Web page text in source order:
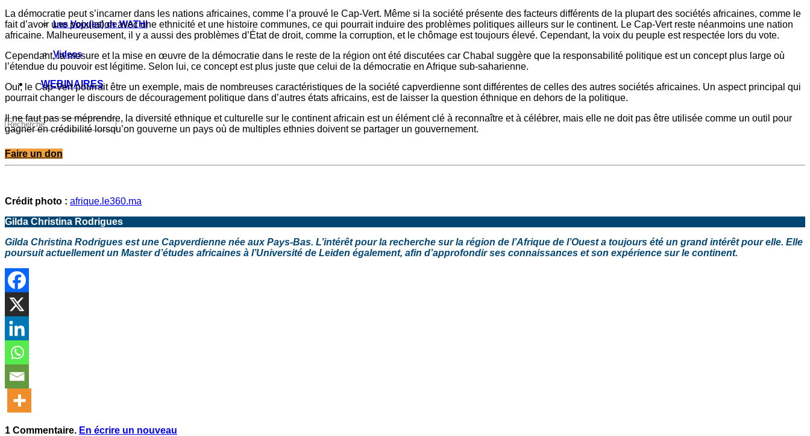
Les Voix(es) de WATHI
Videos
WEBINAIRES
Faire un don
La démocratie peut s’incarner dans les nations africaines, comme l’a prouvé le Cap-Vert. Même si la société présente des facteurs différents de la plupart des sociétés africaines, comme le
fait d’avoir une population avec une ethnicité et une histoire communes, ce qui pourrait induire des problèmes politiques ailleurs sur le continent. Le Cap-Vert reste néanmoins une nation
africaine. Malheureusement, il y a aussi des problèmes d’État de droit, comme la corruption, et le chômage est toujours élevé. Cependant, la voix du peuple est respectée lors du vote.
Cependant, la mesure et la mise en œuvre de la démocratie dans le reste de la région ont été discutées car Chabal suggère que la responsabilité politique est un concept plus large où
l’étendue du pouvoir est légitime. Selon lui, ce concept est plus juste que celui de la démocratie en Afrique sub-saharienne.
Oui, le Cap-Vert pourrait être un exemple, mais de nombreuses caractéristiques de la société capverdienne sont différentes de celles des autres sociétés africaines. Un aspect principal qui
pourrait changer le discours de découragement politique dans d’autres états africains, est de laisser la question éthnique en dehors de la politique.
Il ne faut pas se méprendre, la diversité ethnique et culturelle sur le continent africain est un élément clé à reconnaître et à célébrer, mais elle ne doit pas être utilisée comme un outil pour
gagner en crédibilité lorsqu’on gouverne un pays où de multiples ethnies doivent se partager un gouvernement.
Crédit photo : afrique.le360.ma
Gilda Christina Rodrigues
Gilda Christina Rodrigues est une Capverdienne née aux Pays-Bas. L’intérêt pour la recherche sur la région de l’Afrique de l’Ouest a toujours été un grand intérêt pour elle. Elle
poursuit actuellement un Master d’études africaines à l’Université de Leiden également, afin d’approfondir ses connaissances et son expérience sur le continent.
1 Commentaire. En écrire un nouveau